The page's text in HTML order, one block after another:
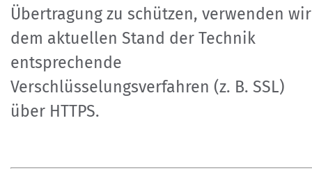
Übertragung zu schützen, verwenden wir
dem aktuellen Stand der Technik
entsprechende
Verschlüsselungsverfahren (z. B. SSL)
über HTTPS.